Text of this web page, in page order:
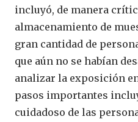
incluyó, de manera
almacenamiento de
gran cantidad de
que aún no se habían
analizar la exposición
pasos importantes
cuidadoso de las